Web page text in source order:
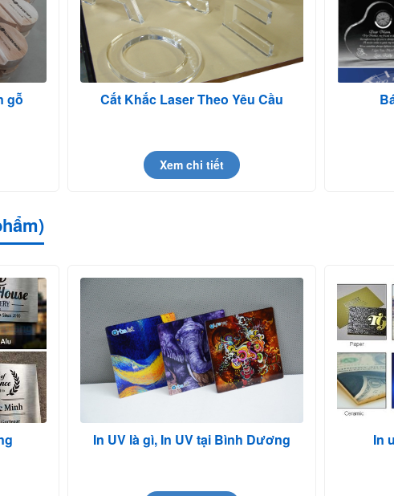
gỗ Cắt Khắc Laser Theo Yêu Cầu
Xem chi tiết
In UV là gì, In UV tại Bình Dương In